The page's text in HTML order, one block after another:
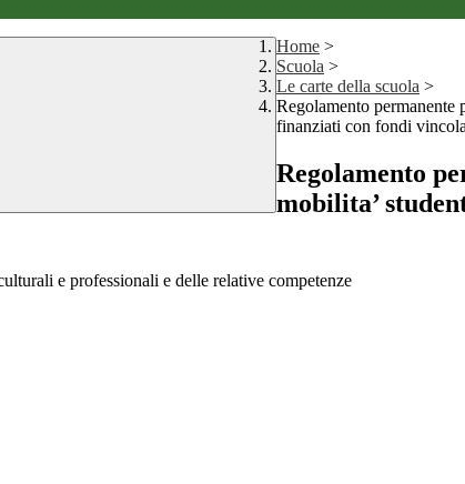
Home >
Scuola >
Le carte della scuola >
Regolamento permanente
finanziati con fondi
Regolamento
mobilita’
e professionali e delle relative competenze